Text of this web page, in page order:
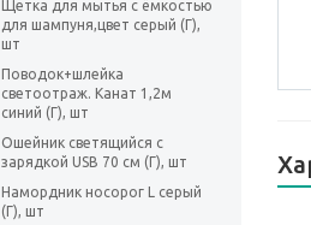
Щетка для мытья с ёмкостью
для шампуня,цвет серый (Г),
шт
Поводок+шлейка
светоотраж. Канат 1,2м
синий (Г), шт
Ошейник светящийся с
зарядкой USB 70 см (Г), шт
Намордник носорог L серый
(Г), шт